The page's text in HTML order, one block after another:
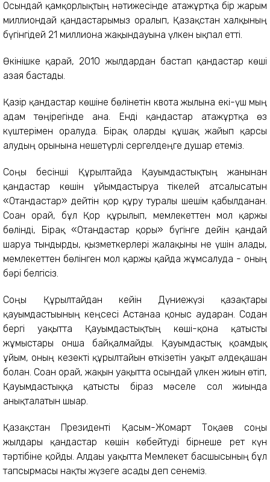
Осындай қамқорлықтың нәтижесінде атажұртқа бір жарым
миллиондай қандастарымыз оралып, Қазақстан халқының
бүгінгідей 21 миллионға жақындауына үлкен ықпал етті.
Өкінішке қарай, 2010 жылдардан бастап қандастар көші
азая бастады.
Қазір қандастар көшіне бөлінетін квота жылына екі-үш мың
адам төңірегінде ғана. Енді қандастар атажұртқа өз
күштерімен оралуда. Бірақ оларды құшақ жайып қарсы
алудың орынына нешетүрлі сергелдеңге душар етеміз.
Соңғы бесінші Құрылтайда Қауымдас­тықтың жанынан
қандастар көшін ұйым­дастыруға тікелей атсалысатын
«Отандастар» дейтін қор құру туралы шешім қабылданған.
Соған орай, бұл Қор құрылып, мемлекеттен мол қаржы
бөлінді, Бірақ «Отандастар қоры» бүгінге дейін қандай
шаруа тындырды, қызметкерлері жалақыны не үшін алады,
мемлекеттен бөлінген мол қаржы қайда жұмсалуда - оның
бәрі белгісіз.
Соңғы Құрылтайдан кейін Дүниежүзі қазақтары
қауымдастығының кеңсесі Астанаға қоныс аударған. Содан
бергі уақытта Қауымдастықтың көші-қонға қатысты
жұмыстары онша байқалмайды. Қауымдастық қоғамдық
ұйым, оның кезекті құрылтайын өткізетін уақыт әлдеқашан
болған. Соған орай, жақын уақытта осындай үлкен жиын өтіп,
Қауымдастыққа қатысты біраз мәселе сол жиында
анықталатын шығар.
Қазақстан Президенті Қасым-Жомарт Тоқаев соңғы
жылдары қандастар көшін көбейтуді бірнеше рет күн
тәртібіне қойды. Алдағы уақытта Мемлекет басшысының бұл
тапсырмасы нақты жүзеге асады деп сенеміз.